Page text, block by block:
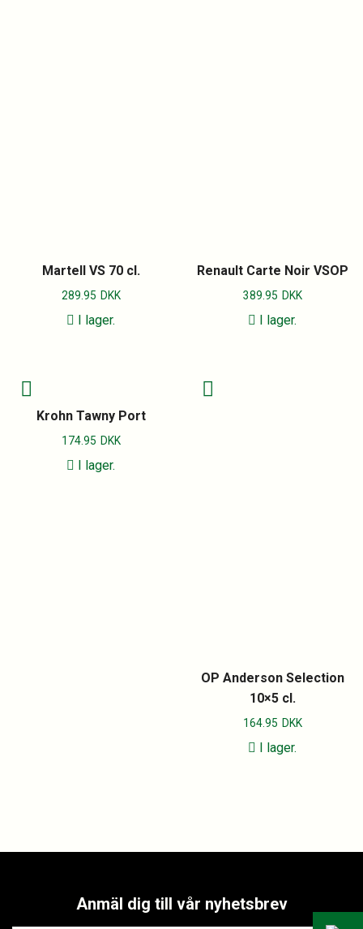
Martell VS 70 cl.
289.95 DKK
I lager.
Renault Carte Noir VSOP
389.95 DKK
I lager.
Krohn Tawny Port
174.95 DKK
I lager.
OP Anderson Selection
10×5 cl.
164.95 DKK
I lager.
Anmäl dig till vår nyhetsbrev